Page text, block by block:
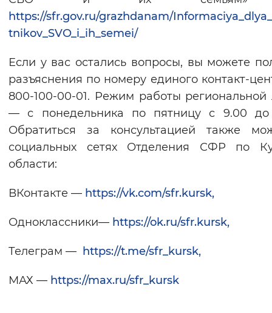
https://sfr.gov.ru/grazhdanam/
tnikov_SVO_i_ih_semei/
Если у вас остались вопросы, вы можете
разъяснения по номеру единого контакт-
800-100-00-01. Режим работы региональной
— с понедельника по пятницу с 9.00 до
Обратиться за консультацией также
социальных сетях Отделения СФР по
области:
ВКонтакте — https://vk.com/sfr.kursk,
Одноклассники— https://ok.ru/sfr.kursk,
Телеграм — https://t.me/sfr_kursk,
МАХ — https://max.ru/sfr_kursk